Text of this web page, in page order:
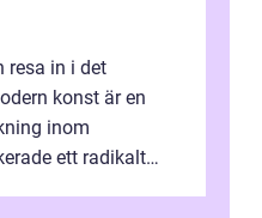
resa in i det
konst är en
inom
ett radikalt